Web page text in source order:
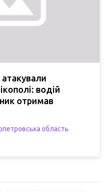
атакували
водій
отримав
область